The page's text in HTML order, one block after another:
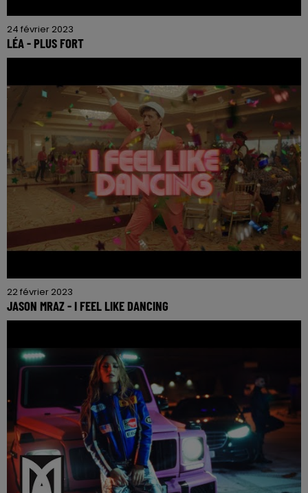
24 février 2023
LÉA - PLUS FORT
22 février 2023
JASON MRAZ - I FEEL LIKE DANCING